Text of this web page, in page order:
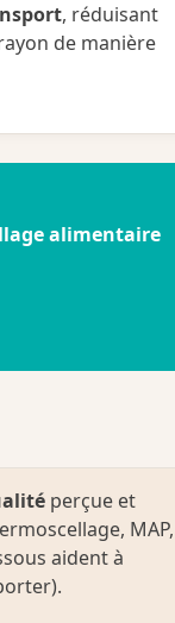
, réduisant
de manière
alimentaire
perçue et
MAP,
aident à